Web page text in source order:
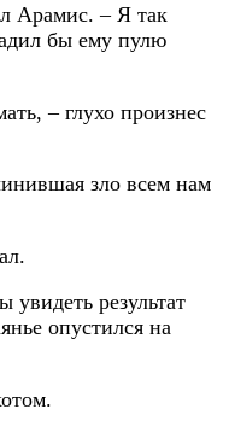
Арамис. – Я так
бы ему пулю
– глухо произнес
зло всем нам
результат
опустился на